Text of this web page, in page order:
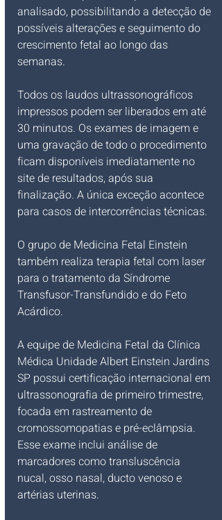
analisado, possibilitando a detecção de
possíveis alterações e seguimento do
crescimento fetal ao longo das
semanas.
Todos os laudos ultrassonográficos
impressos podem ser liberados em até
30 minutos. Os exames de imagem e
uma gravação de todo o procedimento
ficam disponíveis imediatamente no
site de resultados, após sua
finalização. A única exceção acontece
para casos de intercorrências técnicas.
O grupo de Medicina Fetal Einstein
também realiza terapia fetal com laser
para o tratamento da Síndrome
Transfusor-Transfundido e do Feto
Acárdico.
A equipe de Medicina Fetal da Clínica
Médica Unidade Albert Einstein Jardins
SP possui certificação internacional em
ultrassonografia de primeiro trimestre,
focada em rastreamento de
cromossomopatias e pré-eclâmpsia.
Esse exame inclui análise de
marcadores como transluscência
nucal, osso nasal, ducto venoso e
artérias uterinas.